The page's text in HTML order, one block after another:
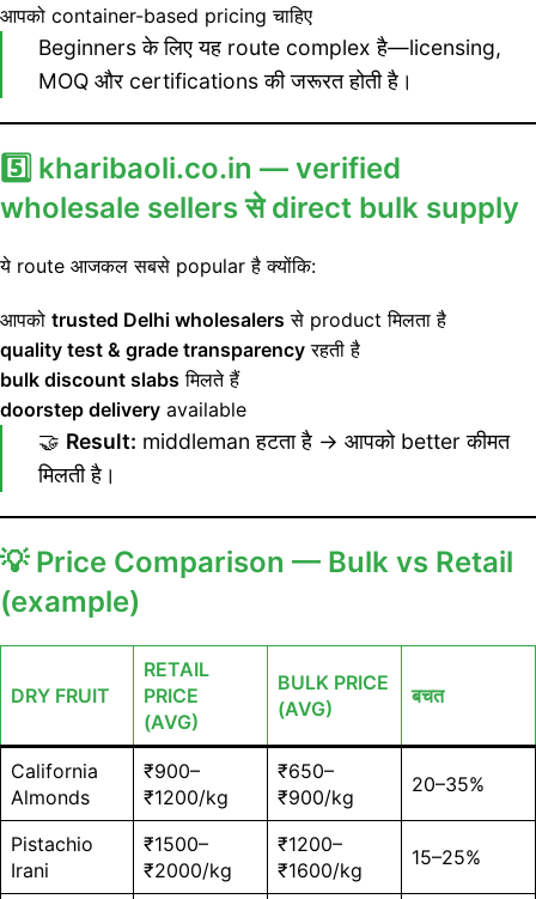
आपको container-based pricing चाहिए
Beginners के लिए यह route complex है—licensing,
MOQ और certifications की जरूरत होती है।
5️⃣ kharibaoli.co.in — verified
wholesale sellers से direct bulk supply
ये route आजकल सबसे popular है क्योंकि:
आपको trusted Delhi wholesalers से product मिलता है
quality test & grade transparency रहती है
bulk discount slabs मिलते हैं
doorstep delivery available
🤝 Result: middleman हटता है → आपको better कीमत
मिलती है।
💡 Price Comparison — Bulk vs Retail
(example)
DRY FRUIT
RETAIL
PRICE
(AVG)
BULK PRICE
(AVG)
बचत
California
Almonds
₹900–
₹1200/kg
₹650–
₹900/kg
20–35%
Pistachio
Irani
₹1500–
₹2000/kg
₹1200–
₹1600/kg
15–25%